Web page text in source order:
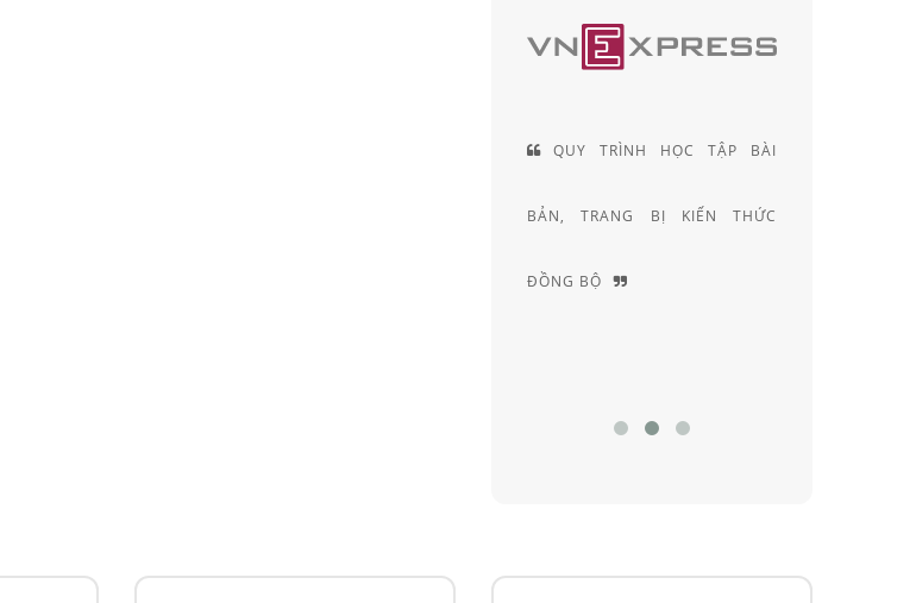
QUY TRÌNH HỌC TẬP BÀI
BẢN, TRANG BỊ KIẾN THỨC
ĐỘI NGŨ KỸ THUẬT VIÊN
KHÚC XẠ HƠN 20 NĂM KINH